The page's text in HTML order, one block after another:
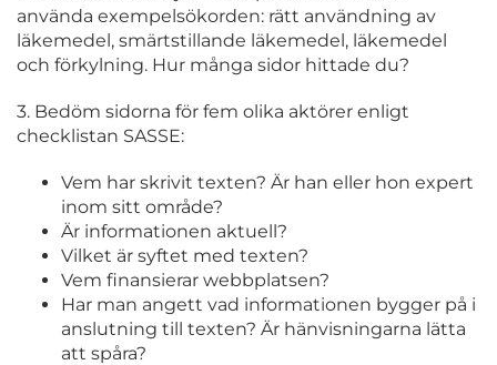
använda exempelsökorden: rätt användning av
läkemedel, smärtstillande läkemedel, läkemedel
och förkylning. Hur många sidor hittade du?
3. Bedöm sidorna för fem olika aktörer enligt
checklistan SASSE:
Vem har skrivit texten? Är han eller hon expert
inom sitt område?
Är informationen aktuell?
Vilket är syftet med texten?
Vem finansierar webbplatsen?
Har man angett vad informationen bygger på i
anslutning till texten? Är hänvisningarna lätta
att spåra?